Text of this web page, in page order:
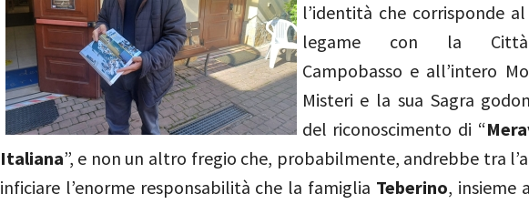
l’identità che corrisponde
legame con la
Campobasso e all’intero
Misteri e la sua Sagra
del riconoscimento di “
Italiana”, e non un altro fregio che, probabilmente, andrebbe tra
inficiare l’enorme responsabilità che la famiglia Teberino, insieme